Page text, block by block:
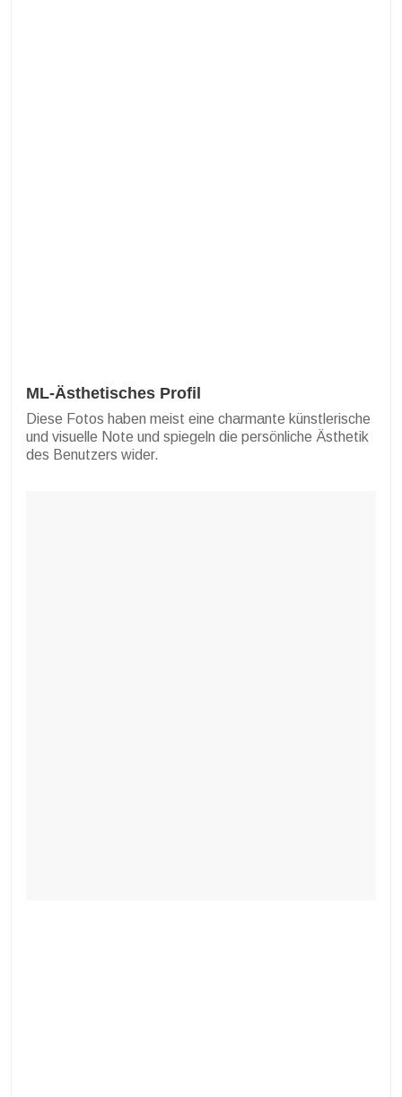
ML-Ästhetisches Profil
Diese Fotos haben meist eine charmante künstlerische
und visuelle Note und spiegeln die persönliche Ästhetik
des Benutzers wider.